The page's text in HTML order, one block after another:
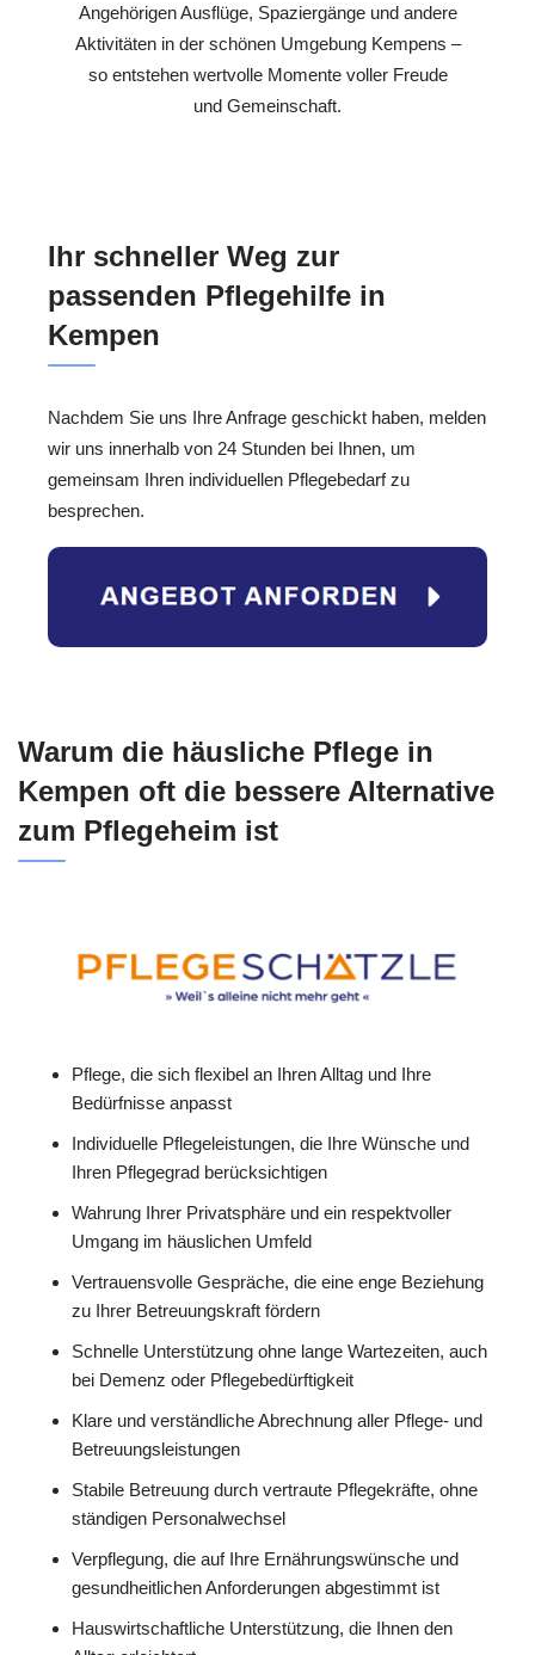
Angehörigen Ausflüge, Spaziergänge und andere
Aktivitäten in der schönen Umgebung Kempens –
so entstehen wertvolle Momente voller Freude
und Gemeinschaft.
Ihr schneller Weg zur
passenden Pflegehilfe in
Kempen
Nachdem Sie uns Ihre Anfrage geschickt haben, melden
wir uns innerhalb von 24 Stunden bei Ihnen, um
gemeinsam Ihren individuellen Pflegebedarf zu
besprechen.
Warum die häusliche Pflege in
Kempen oft die bessere Alternative
zum Pflegeheim ist
Pflege, die sich flexibel an Ihren Alltag und Ihre
Bedürfnisse anpasst
Individuelle Pflegeleistungen, die Ihre Wünsche und
Ihren Pflegegrad berücksichtigen
Wahrung Ihrer Privatsphäre und ein respektvoller
Umgang im häuslichen Umfeld
Vertrauensvolle Gespräche, die eine enge Beziehung
zu Ihrer Betreuungskraft fördern
Schnelle Unterstützung ohne lange Wartezeiten, auch
bei Demenz oder Pflegebedürftigkeit
Klare und verständliche Abrechnung aller Pflege- und
Betreuungsleistungen
Stabile Betreuung durch vertraute Pflegekräfte, ohne
ständigen Personalwechsel
Verpflegung, die auf Ihre Ernährungswünsche und
gesundheitlichen Anforderungen abgestimmt ist
Hauswirtschaftliche Unterstützung, die Ihnen den